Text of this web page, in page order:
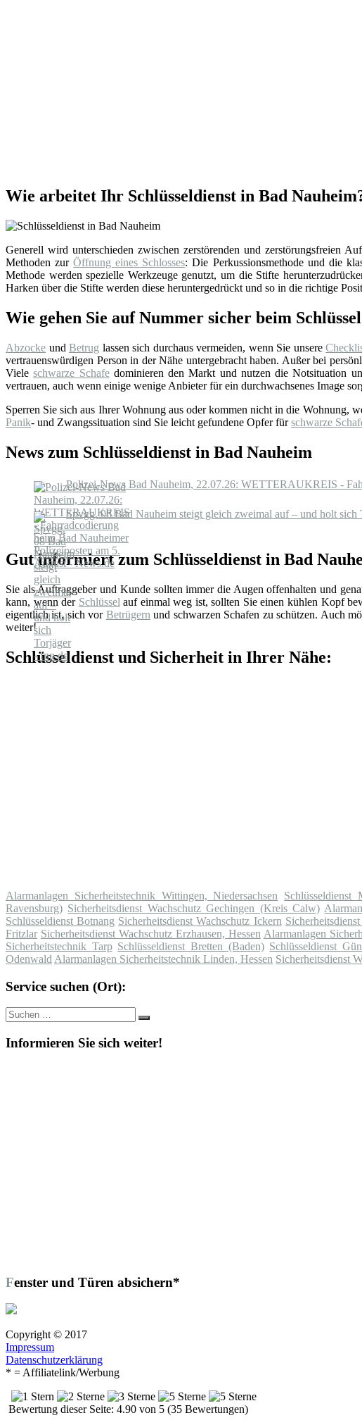
Wie arbeitet Ihr Schlüsseldienst in Bad
Generell wird unterschieden zwischen zerstörenden und zerstörungsfreien
Methoden zurÖffnung eines Schlosses: Die Perkussionsmethode und die
Methode werden spezielle Werkzeuge genutzt, um die Stifte
Harken über die Stifte werden diese heruntergedrückt und so in die richtige
Wie gehen Sie auf Nummer sicher beim
Abzocke undBetrug lassen sich durchaus vermeiden, wenn Sie unsere
vertrauenswürdigen Person in der Nähe untergebracht haben. Außer bei
Vieleschwarze Schafedominieren den Markt und nutzen die Notsituation
vertrauen, auch wenn einige wenige Anbieter für ein durchwachsenes Image
Sperren Sie sich aus Ihrer Wohnung aus oder kommen nicht in die Wohnung,
Panik- und Zwangssituation sind Sie leicht gefundene Opfer fürschwarze
News zum Schlüsseldienst in Bad Nauheim
Polizei-News Bad Nauheim, 22.07.26: WETTERAUKREIS -
Spvgg. 08 Bad Nauheim steigt gleich zweimal auf – und holt sich
Gut informiert zum Schlüsseldienst in Bad
Sie als Auftraggeber und Kunde sollten immer die Augen offenhalten und
kann, wenn der Schlüssel auf einmal weg ist, sollten Sie einen kühlen Kopf
eigentlich ist, sich vor Betrügern und schwarzen Schafen zu schützen. Auch
weiter!
Schlüsseldienst und Sicherheit in Ihrer Nähe:
Alarmanlagen Sicherheitstechnik Wittingen, Niedersachsen Schlüsseldienst
Ravensburg) Sicherheitsdienst Wachschutz Gechingen (Kreis Calw)
Schlüsseldienst Botnang Sicherheitsdienst Wachschutz Ickern
Fritzlar Sicherheitsdienst Wachschutz Erzhausen, Hessen Alarmanlagen
Sicherheitstechnik Tarp Schlüsseldienst Bretten (Baden) Schlüsseldienst
Odenwald Alarmanlagen Sicherheitstechnik Linden, Hessen Sicherheitsdienst
Service suchen (Ort):
Suche
nach:
Suchen
Informieren Sie sich weiter!
Fenster und Türen absichern*
Copyright © 2017
Impressum
Datenschutzerklärung
* = Affiliatelink/Werbung
Bewertung dieser Seite: 4.90 von 5 (35 Bewertungen)